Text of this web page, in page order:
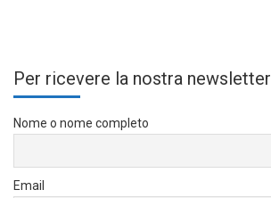
Per ricevere la nostra
Nome o nome completo
Email